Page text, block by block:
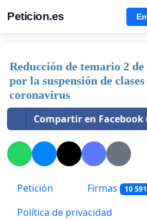
Peticion.es
Reducción de temario 2
por la suspensión de
coronavirus
Compartir en Facebook
Petición Firmas 10 591
Política de privacidad